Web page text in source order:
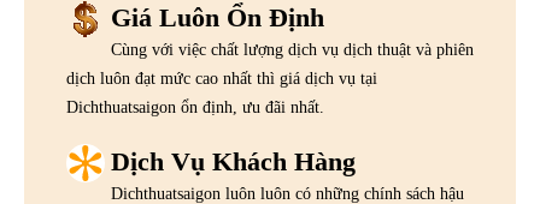
Giá Luôn Ổn Định
Cùng với việc chất lượng dịch vụ dịch thuật và phiên
dịch luôn đạt mức cao nhất thì giá dịch vụ tại
Dichthuatsaigon ổn định, ưu đãi nhất.
Dịch Vụ Khách Hàng
Dichthuatsaigon luôn luôn có những chính sách hậu